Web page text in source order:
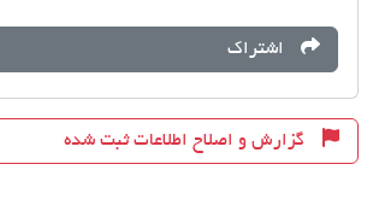
اشتراک
گزارش و اصلاح اطلاعات ثبت شده